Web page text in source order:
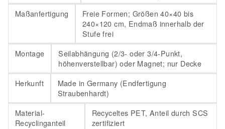
Maßanfertigung
Freie Formen; Größen 40×40 bis
240×120 cm, Endmaß innerhalb der
Stufe frei
Montage
Seilabhängung (2/3- oder 3/4-Punkt,
höhenverstellbar) oder Magnet; nur Decke
Herkunft
Made in Germany (Endfertigung
Straubenhardt)
Material-
Recyclinganteil
Recyceltes PET, Anteil durch SCS
zertifiziert